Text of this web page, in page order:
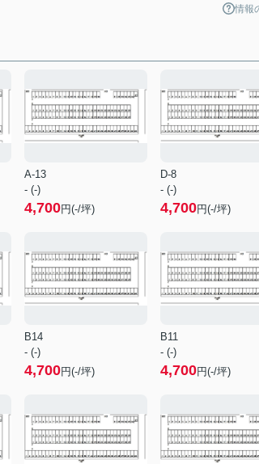
情報
A-13
- (-)
4,700円(-/坪)
D-8
- (-)
4,700円(-/坪)
B14
- (-)
4,700円(-/坪)
B11
- (-)
4,700円(-/坪)